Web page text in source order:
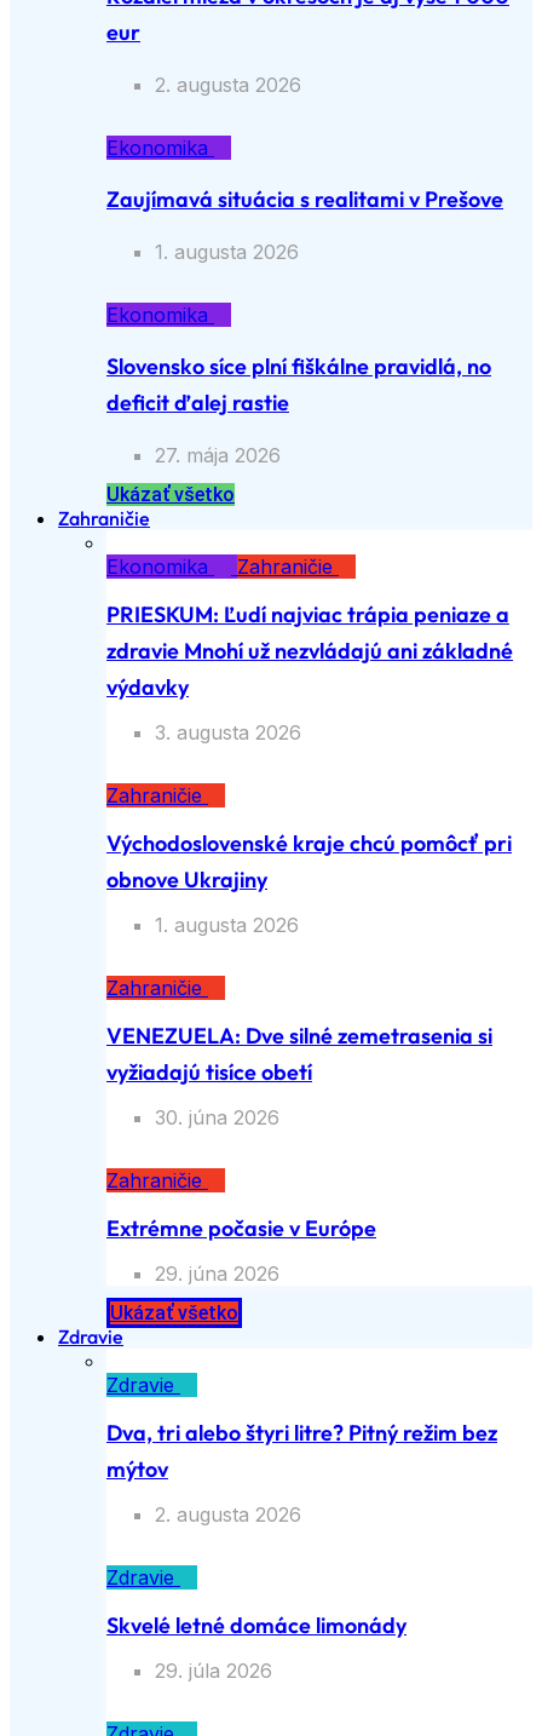
eur
2. augusta 2026
Ekonomika
Zaujímavá situácia s realitami v Prešove
1. augusta 2026
Ekonomika
Slovensko síce plní fiškálne pravidlá, no
deficit ďalej rastie
27. mája 2026
Ukázať všetko
Zahraničie
Ekonomika
Zahraničie
PRIESKUM: Ľudí najviac trápia peniaze a
zdravie Mnohí už nezvládajú ani základné
výdavky
3. augusta 2026
Zahraničie
Východoslovenské kraje chcú pomôcť pri
obnove Ukrajiny
1. augusta 2026
Zahraničie
VENEZUELA: Dve silné zemetrasenia si
vyžiadajú tisíce obetí
30. júna 2026
Zahraničie
Extrémne počasie v Európe
29. júna 2026
Ukázať všetko
Zdravie
Zdravie
Dva, tri alebo štyri litre? Pitný režim bez
mýtov
2. augusta 2026
Zdravie
Skvelé letné domáce limonády
29. júla 2026